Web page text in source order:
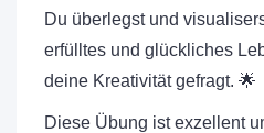
Du überlegst und
erfülltes und glückliches
deine Kreativität gefragt. 🌟
Diese Übung ist exzellent